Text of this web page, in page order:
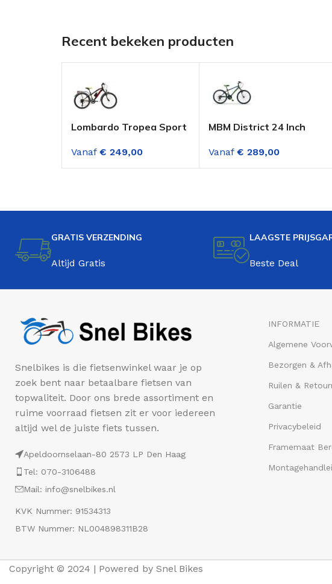
Recent bekeken producten
Lombardo Tropea Sport
versnellingen Zwart
Vanaf € 249,00
MBM District 24 Inch
Zwart-Groen 18
Versnellingen
Vanaf € 289,00
GRATIS VERZENDING
Altijd Gratis
LAAGSTE
Beste Deal
Snelbikes is die fietsenwinkel waar je op
zoek bent naar betaalbare fietsen van
topwaliteit. Door ons brede assortiment en
ruime voorraad fietsen zit er voor iedereen
altijd wel de juiste fiets tussen.
Apeldoornselaan-80 2573 LP Den Haag
Tel: 070-3106488
Mail: info@snelbikes.nl
KVK Nummer: 91534313
BTW Nummer: NL004898311B28
INFORMATIE
Algemene
Bezorgen &
Ruilen &
Garantie
Privacybeleid
Framemaat
Copyright © 2024 | Powered by Snel Bikes